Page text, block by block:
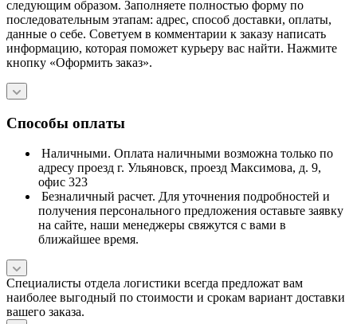
следующим образом. Заполняете полностью форму по
последовательным этапам: адрес, способ доставки, оплаты,
данные о себе. Советуем в комментарии к заказу написать
информацию, которая поможет курьеру вас найти. Нажмите
кнопку «Оформить заказ».
Способы оплаты
Наличными. Оплата наличными возможна только по
адресу проезд г. Ульяновск, проезд Максимова, д. 9,
офис 323
Безналичный расчет. Для уточнения подробностей и
получения персонального предложения оставьте заявку
на сайте, наши менеджеры свяжутся с вами в
ближайшее время.
Специалисты отдела логистики всегда предложат вам
наиболее выгодный по стоимости и срокам вариант доставки
вашего заказа.